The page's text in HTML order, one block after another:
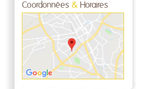
Coordonnées & Horaires